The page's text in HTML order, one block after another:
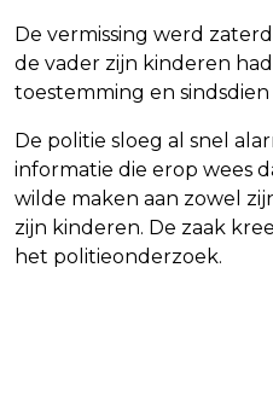
De vermissing werd
de vader zijn kinderen
toestemming en
De politie sloeg al snel
informatie die erop wees
wilde maken aan zowel
zijn kinderen. De zaak
het politieonderzoek.